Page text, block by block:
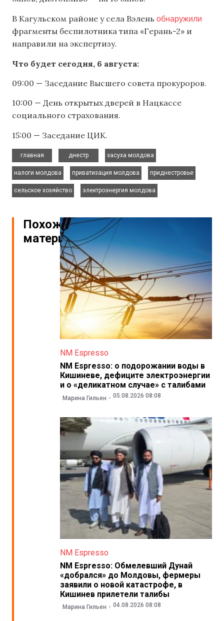
В Кагульском районе у села Вэлень обнаружили
фрагменты беспилотника типа «Герань-2» и
направили на экспертизу.
Что будет сегодня, 6 августа:
09:00 — Заседание Высшего совета прокуроров.
10:00 — День открытых дверей в Нацкассе
социального страхования.
15:00 — Заседание ЦИК.
главная
днестр
засуха молдова
налоги молдова
приватизация молдова
приднестровье
сельское хозяйство
электроэнергия молдова
Похожие
материалы
NM Espresso
NM Espresso: о подорожании воды в
Кишиневе, дефиците электроэнергии
и о «деликатном случае» с талибами
Марина Гильен 05.08.2026 08:08
NM Espresso
NM Espresso: Обмелевший Дунай
«добрался» до Молдовы, фермеры
заявили о новой катастрофе, в
Кишинев прилетели талибы
Марина Гильен 04.08.2026 08:08